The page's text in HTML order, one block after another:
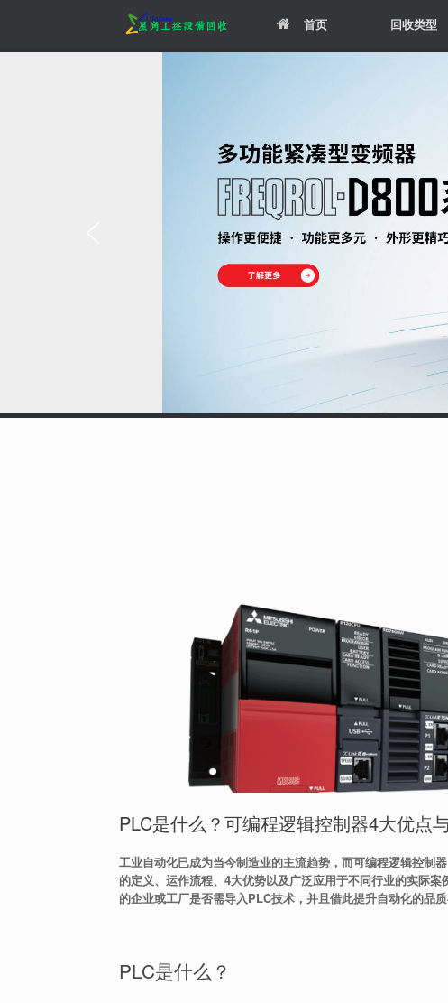
首页 回收类型
PLC是什么？可编程逻辑控制器4大优点
工业自动化已成为当今制造业的主流趋势，而可编程逻辑控制
的定义、运作流程、4大优势以及广泛应用于不同行业的实际
的企业或工厂是否需导入PLC技术，并且借此提升自动化的品质
PLC是什么？